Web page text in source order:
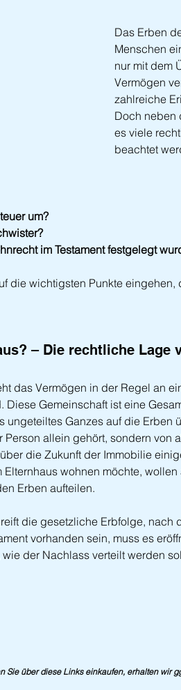
Das Erben
Menschen
nur mit dem
Vermögen
zahlreiche
Doch neben
es viele
beachtet
um?
im Testament festgelegt
die wichtigsten Punkte
– Die rechtliche Lage
das Vermögen in der Regel an
Diese Gemeinschaft ist eine
ungeteiltes Ganzes auf die Erben
Person allein gehört, sondern von
die Zukunft der Immobilie
wohnen möchte,
Erben aufteilen.
die gesetzliche Erbfolge, nach
vorhanden sein, muss es
der Nachlass verteilt werden
Sie über diese Links einkaufen, erhalten wir